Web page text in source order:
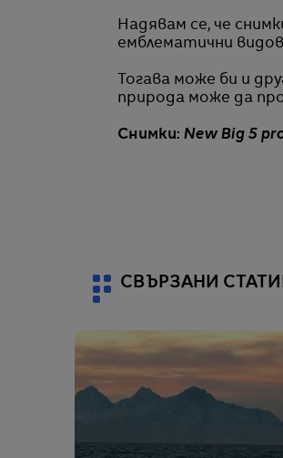
Надявам се, че
емблематични
Тогава може би и
природа може да
Снимки: New Big 5
СВЪРЗАНИ